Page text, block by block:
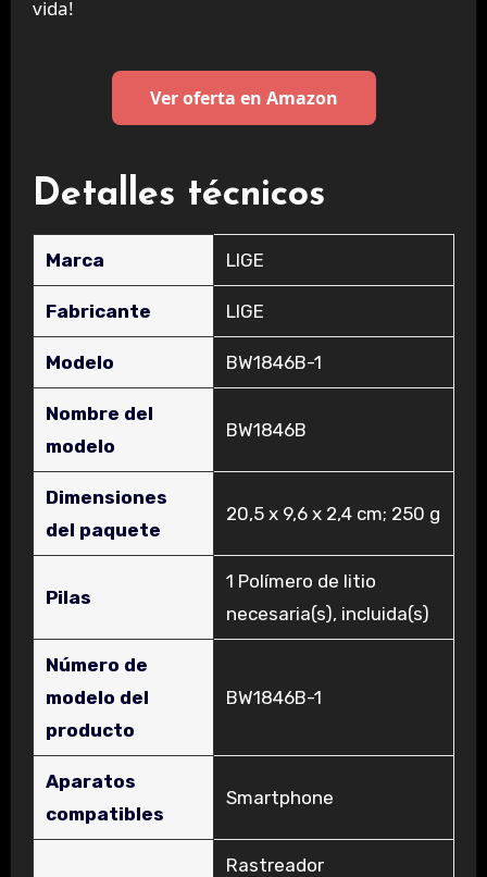
vida!
Ver oferta en Amazon
Detalles técnicos
Marca ‎LIGE
Fabricante ‎LIGE
Modelo ‎BW1846B-1
Nombre del
modelo
‎BW1846B
Dimensiones
del paquete
‎20,5 x 9,6 x 2,4 cm; 250 g
Pilas
‎1 Polímero de litio
necesaria(s), incluida(s)
Número de
modelo del
producto
‎BW1846B-1
Aparatos
compatibles
‎Smartphone
‎Rastreador